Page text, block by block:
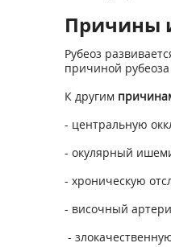
Причины
Рубеоз
причиной рубеоза
К другим
- центральную
- окулярный
- хроническую
- височный
-